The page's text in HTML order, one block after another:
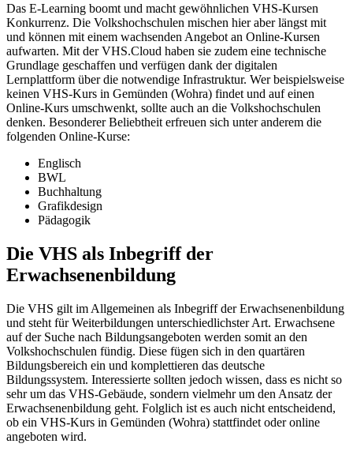
Das E-Learning boomt und macht gewöhnlichen VHS-Kursen
Konkurrenz. Die Volkshochschulen mischen hier aber längst mit
und können mit einem wachsenden Angebot an Online-Kursen
aufwarten. Mit der VHS.Cloud haben sie zudem eine technische
Grundlage geschaffen und verfügen dank der digitalen
Lernplattform über die notwendige Infrastruktur. Wer beispielsweise
keinen VHS-Kurs in Gemünden (Wohra) findet und auf einen
Online-Kurs umschwenkt, sollte auch an die Volkshochschulen
denken. Besonderer Beliebtheit erfreuen sich unter anderem die
folgenden Online-Kurse:
Englisch
BWL
Buchhaltung
Grafikdesign
Pädagogik
Die VHS als Inbegriff der
Erwachsenenbildung
Die VHS gilt im Allgemeinen als Inbegriff der Erwachsenenbildung
und steht für Weiterbildungen unterschiedlichster Art. Erwachsene
auf der Suche nach Bildungsangeboten werden somit an den
Volkshochschulen fündig. Diese fügen sich in den quartären
Bildungsbereich ein und komplettieren das deutsche
Bildungssystem. Interessierte sollten jedoch wissen, dass es nicht so
sehr um das VHS-Gebäude, sondern vielmehr um den Ansatz der
Erwachsenenbildung geht. Folglich ist es auch nicht entscheidend,
ob ein VHS-Kurs in Gemünden (Wohra) stattfindet oder online
angeboten wird.